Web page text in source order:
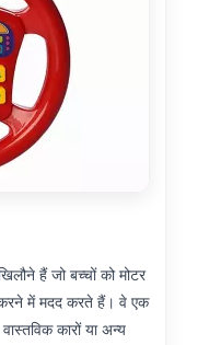
हैं जो बच्चों को मोटर
में मदद करते हैं। वे एक
कारों या अन्य